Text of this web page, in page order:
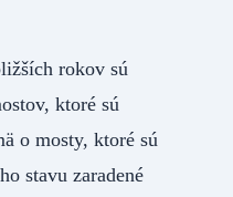
rokov sú
ktoré sú
o mosty, ktoré sú
stavu zaradené